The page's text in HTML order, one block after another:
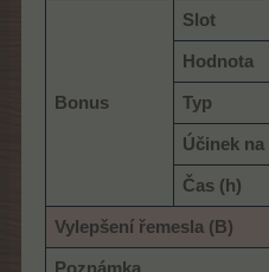
Bonus
Slot
Hodnota
Typ
Účinek na
Čas (h)
Vylepšení řemesla (B)